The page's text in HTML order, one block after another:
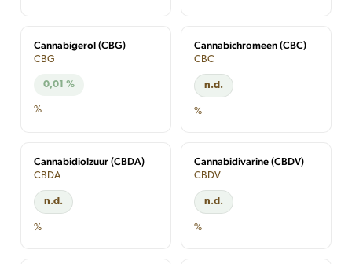
Cannabigerol (CBG)
CBG
0,01 %
%
Cannabichromeen (CBC)
CBC
n.d.
%
Cannabidiolzuur (CBDA)
CBDA
n.d.
%
Cannabidivarine (CBDV)
CBDV
n.d.
%